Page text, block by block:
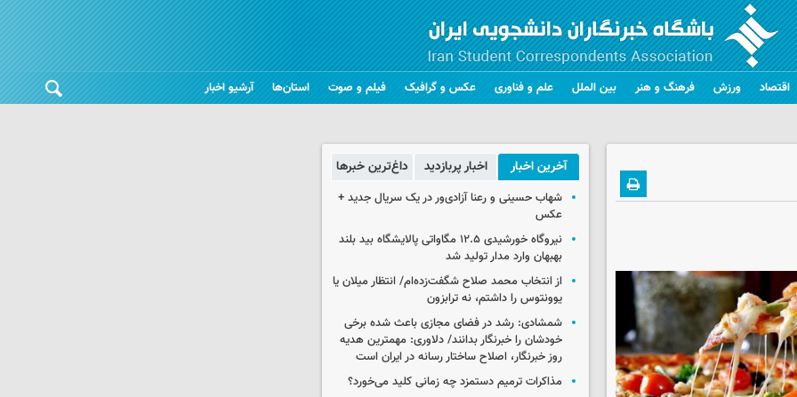
اقتصاد ورزش فرهنگ و هنر بین الملل علم و فناوری عکس و گرافیک فیلم و صوت استان‌ها آرشیو اخبار
آخرین اخبار اخبار پربازدید داغ‌ترین خبرها
شهاب حسینی و رعنا آزادی‌ور در یک سریال جدید +
عکس
نیروگاه خورشیدی ۱۲.۵ مگاواتی پالایشگاه بید بلند
بهبهان وارد مدار تولید شد
از انتخاب محمد صلاح شگفت‌زده‌ام/ انتظار میلان یا
یوونتوس را داشتم، نه ترابزون
شمشادی: رشد در فضای مجازی باعث شده برخی
خودشان را خبرنگار بدانند/ دلاوری: مهمترین هدیه‌
روز خبرنگار، اصلاح ساختار رسانه در ایران است
مذاکرات ترمیم دستمزد چه زمانی کلید می‌خورد؟